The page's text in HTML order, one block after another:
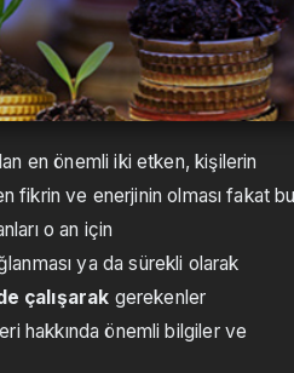
en önemli iki etken, kişilerin
fikrin ve enerjinin olması fakat
o an için
ya da sürekli olarak
çalışarak gerekenler
hakkında önemli bilgiler ve